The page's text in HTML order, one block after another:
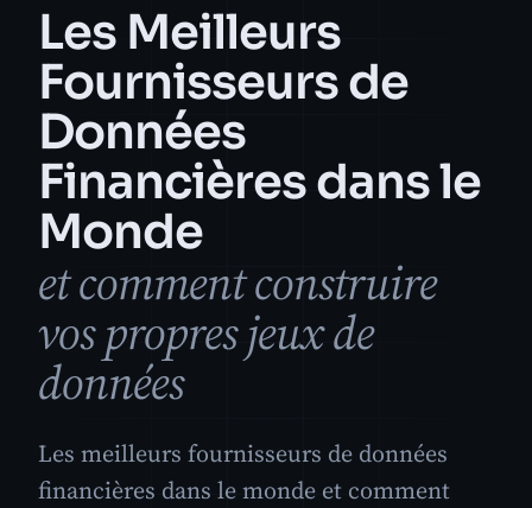
Les Meilleurs
Fournisseurs de
Données
Financières dans le
Monde
et comment construire
vos propres jeux de
données
Les meilleurs fournisseurs de données
financières dans le monde et comment